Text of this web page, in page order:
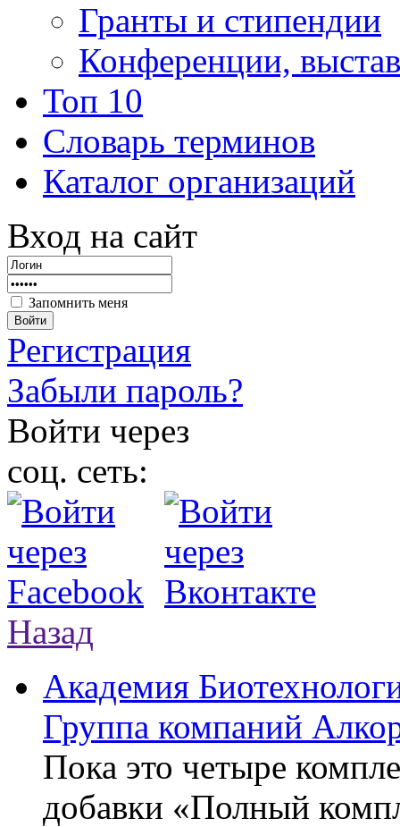
Гранты и стипендии
Конференции,
Топ 10
Словарь терминов
Каталог организаций
Вход на сайт
Запомнить меня
Войти
Регистрация
Забыли пароль?
Войти через
соц. сеть:
Назад
Академия
Группа компаний
Пока это четыре
добавки «Полный